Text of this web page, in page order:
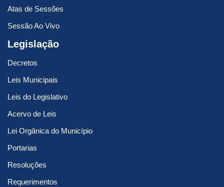
Atas de Sessões
Sessão Ao Vivo
Legislação
Decretos
Leis Municipais
Leis do Legislativo
Acervo de Leis
Lei Orgânica do Município
Portarias
Resoluções
Requerimentos